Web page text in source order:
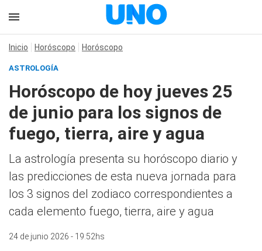
Inicio Horóscopo Horóscopo
ASTROLOGÍA
Horóscopo de hoy jueves 25
de junio para los signos de
fuego, tierra, aire y agua
La astrología presenta su horóscopo diario y
las predicciones de esta nueva jornada para
los 3 signos del zodiaco correspondientes a
cada elemento fuego, tierra, aire y agua
24 de junio 2026 - 19:52hs